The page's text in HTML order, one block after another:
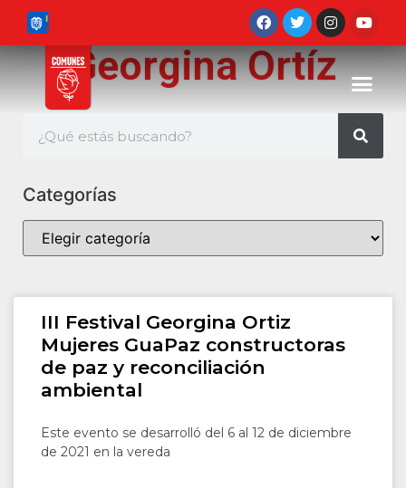
Georgina Ortíz
Categorías
III Festival Georgina Ortiz
Mujeres GuaPaz constructoras
de paz y reconciliación
ambiental
Este evento se desarrolló del 6 al 12 de diciembre
de 2021 en la vereda